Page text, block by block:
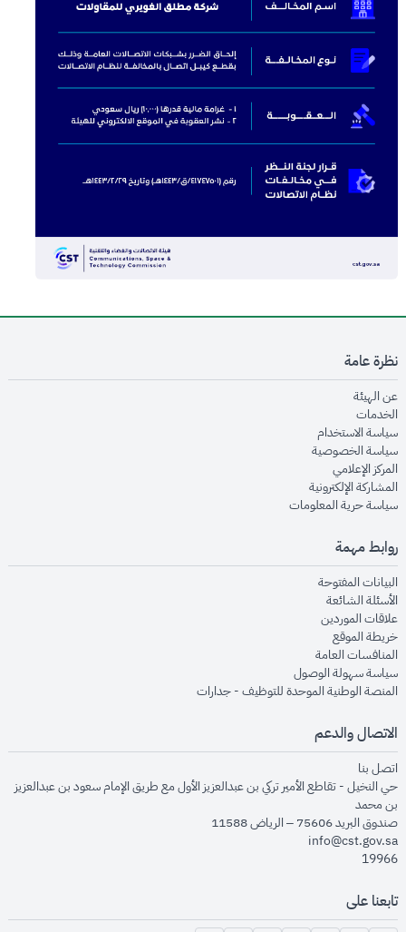
نظرة عامة
عن الهيئةopens in new window
الخدماتopens in new window
سياسة الاستخدام
سياسة الخصوصيةopens in new window
المركز الإعلاميopens in new window
المشاركة الإلكترونيةopens in new window
سياسة حرية المعلوماتopens in new window
روابط مهمة
البيانات المفتوحةopens in new window
الأسئلة الشائعةopens in new window
علاقات الموردينopens in new window
خريطة الموقعopens in new window
المنافسات العامةopens in new window
سياسة سهولة الوصولopens in new window
المنصة الوطنية الموحدة للتوظيف - جداراتopens in new window
الاتصال والدعم
اتصل بنا
حي النخيل - تقاطع الأمير تركي بن عبدالعزيز الأول مع طريق الإمام سعود بن عبدالعزيز
بن محمد
صندوق البريد 75606 – الرياض 11588
info@cst.gov.sa
19966
تابعنا على